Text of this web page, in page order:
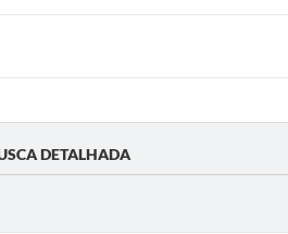
DETALHADA